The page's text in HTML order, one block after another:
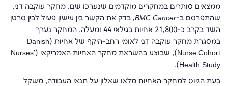
ממצאים סותרים במחקרים מוקדמים שנערכו שם. מחקר עוקבה דני,
שהתפרסם ב-BMC Cancer, בדק את הקשר בין עישון פעיל לבין סרטן
השד בקרב כ-21,800 אחיות בגילאי 44 ומעלה. המחקר נערך
במסגרת מחקר עוקבה דני לאומי רחב-היקף של אחיות (Danish
Nurse Cohort), שבוצע בהשראת מחקר האחיות האמריקאי (Nurses’
Health Study
).
בעת הגיוס למחקר האחיות מלאו שאלון על תנאי העבודה, משקל